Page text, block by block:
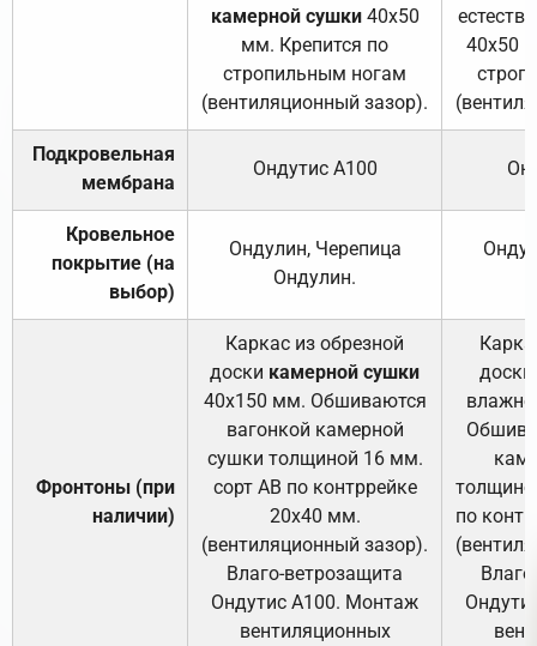
камерной сушки40х50
мм. Крепится по
стропильным ногам
(вентиляционный зазор).
40х50
Подкровельная
мембрана
Ондутис А100
Кровельное
покрытие (на
выбор)
Ондулин, Черепица
Ондулин.
Фронтоны (при
наличии)
Каркас из обрезной
доски камерной сушки
40х150 мм. Обшиваются
вагонкой камерной
сушки толщиной 16 мм.
сорт АВ по контррейке
20х40 мм.
(вентиляционный зазор).
Влаго-ветрозащита
Ондутис А100. Монтаж
вентиляционных
доски
по